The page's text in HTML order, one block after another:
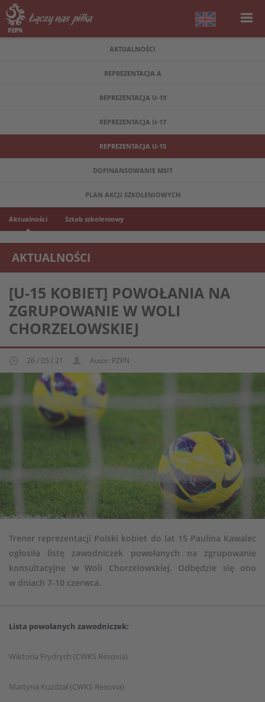
AKTUALNOŚCI
REPREZENTACJA A
REPREZENTACJA U-19
REPREZENTACJA U-17
REPREZENTACJA U-15
DOFINANSOWANIE MSIT
PLAN AKCJI SZKOLENIOWYCH
Aktualności Sztab szkoleniowy
AKTUALNOŚCI
REPREZENTACJA KOBIECA U-15
[U-15 KOBIET] POWOŁANIA NA
ZGRUPOWANIE W WOLI
CHORZELOWSKIEJ
26 / 05 / 21 Autor: PZPN
Trener reprezentacji Polski kobiet do lat 15 Paulina Kawalec
ogłosiła listę zawodniczek powołanych na zgrupowanie
konsultacyjne w Woli Chorzelowskiej. Odbędzie się ono
w dniach 7-10 czerwca.
Lista powołanych zawodniczek:
Wiktoria Frydrych (CWKS Resovia)
Martyna Kużdżał (CWKS Resovia)